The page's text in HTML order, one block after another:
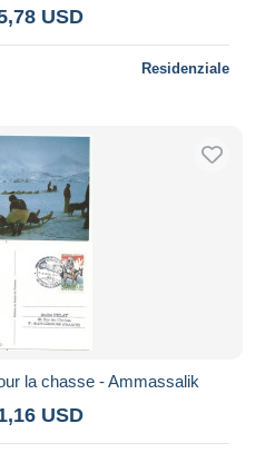
USD
Residenziale
la chasse - Ammassalik
USD